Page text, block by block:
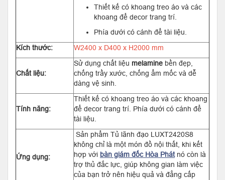
Thiết kế có khoang treo áo và các
khoang để decor trang trí.
Phía dưới có cánh để tài liệu.
Kích thước:
W2400 x D400 x H2000 mm
Chất liệu:
Sử dụng chất liệu melamine bền đẹp,
chống trầy xước, chống ẩm mốc và dễ
dàng vệ sinh.
Tính năng:
Thiết kế có khoang treo áo và các khoang
để decor trang trí. Phía dưới có cánh để
tài liệu.
Ứng dụng:
Sản phẩm Tủ lãnh đạo LUXT2420S8
không chỉ là một món đồ nội thất, khi kết
hợp với bàn giám đốc Hòa Phátnó còn là
trợ thủ đắc lực, giúp không gian làm việc
của bạn trở nên hiệu quả và đẳng cấp